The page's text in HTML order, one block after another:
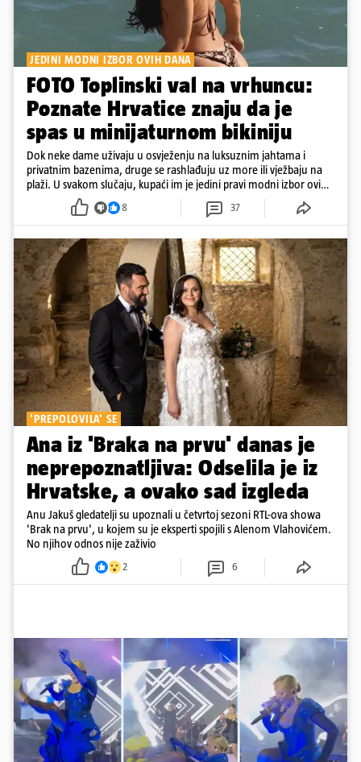
JEDINI MODNI IZBOR OVIH DANA
FOTO Toplinski val na vrhuncu:
Poznate Hrvatice znaju da je
spas u minijaturnom bikiniju
Dok neke dame uživaju u osvježenju na luksuznim jahtama i
privatnim bazenima, druge se rashlađuju uz more ili vježbaju na
plaži. U svakom slučaju, kupaći im je jedini pravi modni izbor ovih
8 37
'PREPOLOVILA' SE
Ana iz 'Braka na prvu' danas je
neprepoznatljiva: Odselila je iz
Hrvatske, a ovako sad izgleda
Anu Jakuš gledatelji su upoznali u četvrtoj sezoni RTL-ova showa
'Brak na prvu', u kojem su je eksperti spojili s Alenom Vlahovićem.
No njihov odnos nije zaživio
2 6